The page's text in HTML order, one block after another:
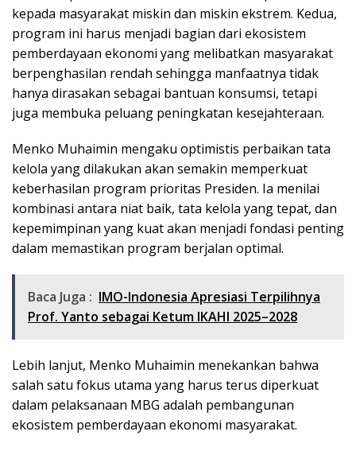
kepada masyarakat miskin dan miskin ekstrem. Kedua,
program ini harus menjadi bagian dari ekosistem
pemberdayaan ekonomi yang melibatkan masyarakat
berpenghasilan rendah sehingga manfaatnya tidak
hanya dirasakan sebagai bantuan konsumsi, tetapi
juga membuka peluang peningkatan kesejahteraan.
Menko Muhaimin mengaku optimistis perbaikan tata
kelola yang dilakukan akan semakin memperkuat
keberhasilan program prioritas Presiden. Ia menilai
kombinasi antara niat baik, tata kelola yang tepat, dan
kepemimpinan yang kuat akan menjadi fondasi penting
dalam memastikan program berjalan optimal.
Baca Juga : IMO-Indonesia Apresiasi Terpilihnya
Prof. Yanto sebagai Ketum IKAHI 2025–2028
Lebih lanjut, Menko Muhaimin menekankan bahwa
salah satu fokus utama yang harus terus diperkuat
dalam pelaksanaan MBG adalah pembangunan
ekosistem pemberdayaan ekonomi masyarakat.